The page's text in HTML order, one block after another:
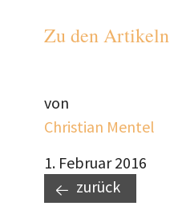
Zu den Artikeln
von
Christian Mentel
1. Februar 2016
zurück